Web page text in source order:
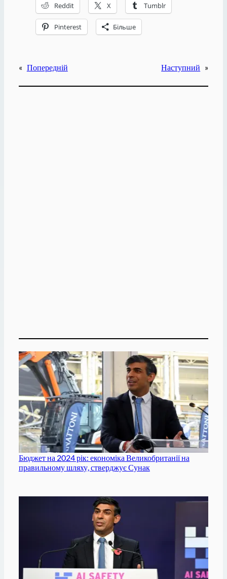
Reddit X Tumblr
Pinterest Більше
« Попередній Наступний »
Бюджет на 2024 рік: економіка Великобританії на
правильному шляху, стверджує Сунак